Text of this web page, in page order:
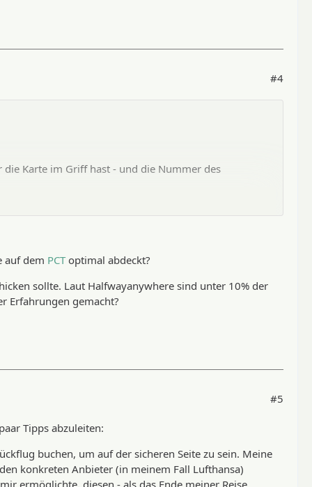
#4
Karte im Griff hast - und die Nummer des
auf dem PCToptimal abdeckt?
sollte. Laut Halfwayanywhere sind unter 10% der
Erfahrungen gemacht?
#5
Tipps abzuleiten:
buchen, um auf der sicheren Seite zu sein. Meine
konkreten Anbieter (in meinem Fall Lufthansa)
ermöglichte, diesen - als das Ende meiner Reise